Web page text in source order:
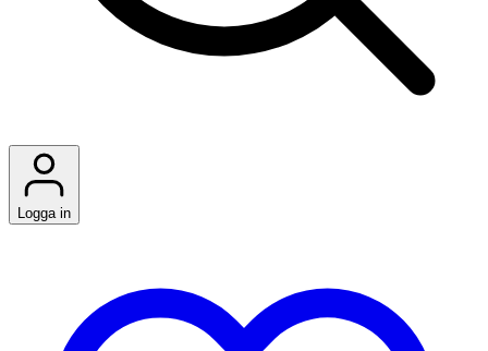
Logga in